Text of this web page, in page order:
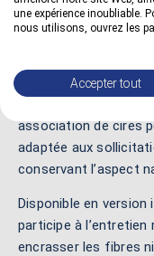
La cire d’abeille
carnauba, plus dure,
association de cires
adaptée aux
conservant l’aspect
Disponible en
participe à l’entretien
encrasser les fibres
une expérience inoubliable.
nous utilisons, ouvrez les
Accepter tout